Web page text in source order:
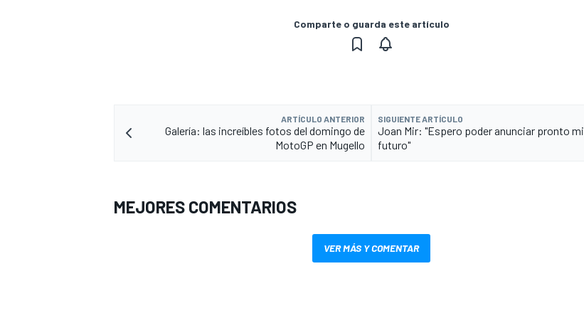
Comparte o guarda este artículo
ARTÍCULO ANTERIOR
Galería: las increíbles fotos del domingo de
MotoGP en Mugello
SIGUIENTE ARTÍCULO
Joan Mir: "Espero poder anunciar pronto mi
futuro"
MEJORES COMENTARIOS
VER MÁS Y COMENTAR